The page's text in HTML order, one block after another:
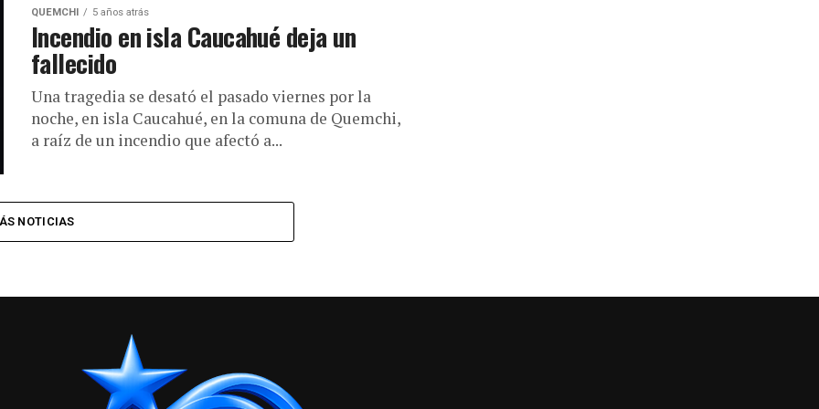
QUEMCHI 5 años atrás
Incendio en isla Caucahué deja un
fallecido
Una tragedia se desató el pasado viernes por la
noche, en isla Caucahué, en la comuna de Quemchi,
a raíz de un incendio que afectó a...
NOTICIAS